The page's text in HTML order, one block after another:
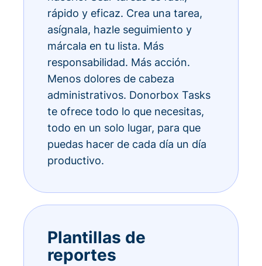
rápido y eficaz. Crea una tarea,
asígnala, hazle seguimiento y
márcala en tu lista. Más
responsabilidad. Más acción.
Menos dolores de cabeza
administrativos. Donorbox Tasks
te ofrece todo lo que necesitas,
todo en un solo lugar, para que
puedas hacer de cada día un día
productivo.
Plantillas de
reportes